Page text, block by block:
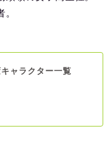
ャラクター一覧